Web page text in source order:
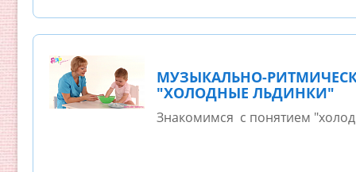
МУЗЫКАЛЬНО-
"ХОЛОДНЫЕ ЛЬДИНКИ"
Знакомимся с понятием